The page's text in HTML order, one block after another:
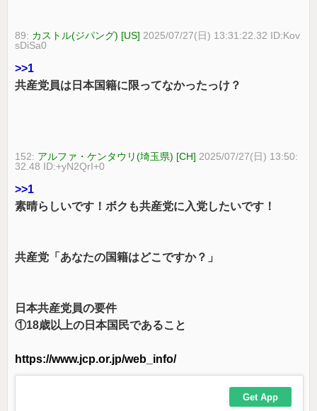
89: カストル(ジパング) [US] 2025/07/27(日) 13:31:22.32 ID:Kov
sDiSa0
>>1
共産党員は日本国籍に限ってなかったっけ？
152: アルファ・ケンタウリ(埼玉県) [CH] 2025/07/27(日) 13:50:
32.48 ID:+yN2QrI+0
>>1
素晴らしいです！ボクも共産党に入党したいです！
共産党「あなたの国籍はどこですか？」
日本共産党員の要件
①18歳以上の日本国民であること
https://www.jcp.or.jp/web_info/